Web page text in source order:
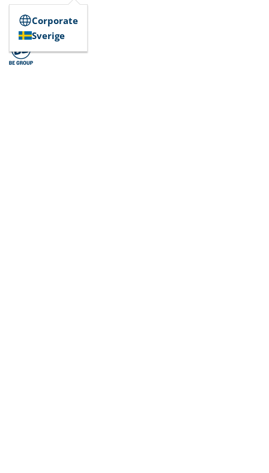
Corporate
Sverige